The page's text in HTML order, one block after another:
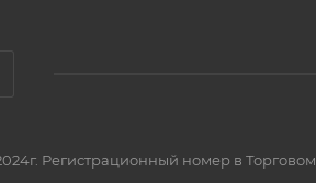
Регистрационный номер в